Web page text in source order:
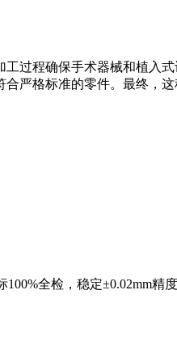
过程确保手术器械和植入
严格标准的零件。最终，
全检，稳定±0.02mm精